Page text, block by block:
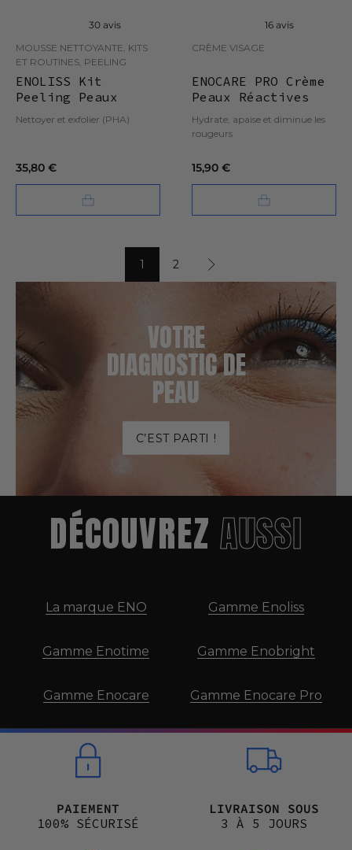
30 avis
MOUSSE NETTOYANTE, KITS
ET ROUTINES, PEELING
ENOLISS Kit
Peeling Peaux
sensibles
Nettoyer et exfolier (PHA)
35,80 €
16 avis
CRÈME VISAGE
ENOCARE PRO Crème
Peaux Réactives
Hydrate, apaise et diminue les
rougeurs
15,90 €
1 2
VOTRE
DIAGNOSTIC DE
PEAU
C’EST PARTI !
DÉCOUVREZAUSSI
La marque ENO Gamme Enoliss
Gamme Enotime Gamme Enobright
Gamme Enocare Gamme Enocare Pro
PAIEMENT
100% SÉCURISÉ
LIVRAISON SOUS
3 À 5 JOURS